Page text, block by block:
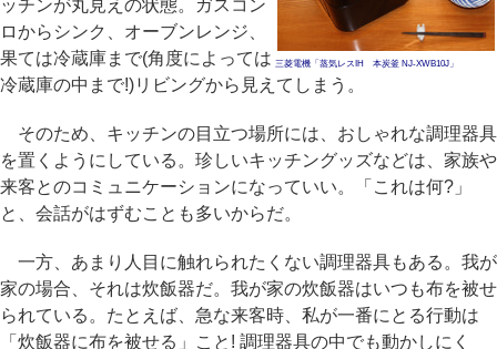
三菱電機「蒸気レスIH 本炭釜 NJ-XWB10J」
ッチンが丸見えの状態。ガスコン
ロからシンク、オーブンレンジ、
果ては冷蔵庫まで(角度によっては
冷蔵庫の中まで!)リビングから見えてしまう。
そのため、キッチンの目立つ場所には、おしゃれな調理器具
を置くようにしている。珍しいキッチングッズなどは、家族や
来客とのコミュニケーションになっていい。「これは何?」
と、会話がはずむことも多いからだ。
一方、あまり人目に触れられたくない調理器具もある。我が
家の場合、それは炊飯器だ。我が家の炊飯器はいつも布を被せ
られている。たとえば、急な来客時、私が一番にとる行動は
「炊飯器に布を被せる」こと! 調理器具の中でも動かしにく